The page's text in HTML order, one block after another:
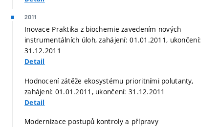
2011
Inovace Praktika z biochemie zavedením nových
instrumentálních úloh, zahájení: 01.01.2011, ukončení:
31.12.2011
Detail
Hodnocení zátěže ekosystému prioritními polutanty,
zahájení: 01.01.2011, ukončení: 31.12.2011
Detail
Modernizace postupů kontroly a přípravy